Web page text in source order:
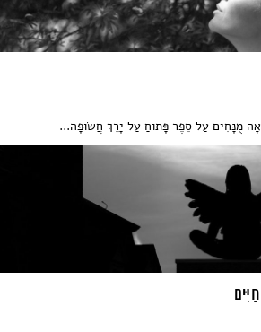
מֻנָּחִים עַל סֵפֶר פָּתוּחַ עַל יָרֵךְ חֲשׂוּפָה...